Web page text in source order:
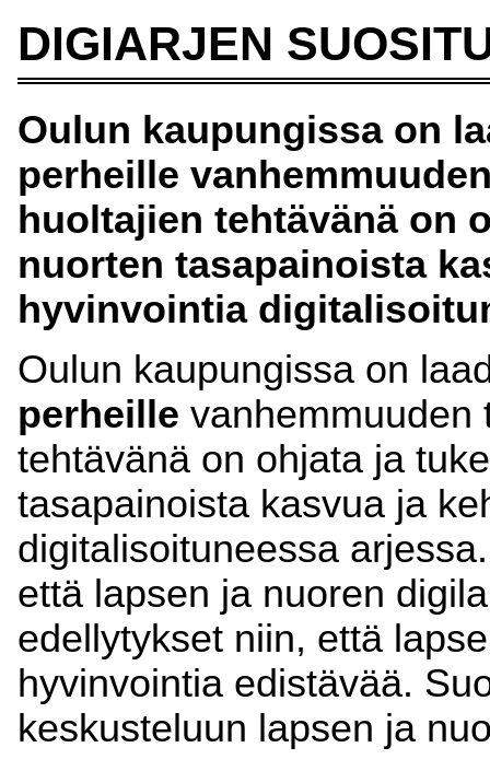
DIGIARJEN
Oulun kaupungissa on
perheille
huoltajien tehtävänä on
nuorten tasapainoista
hyvinvointia
Oulun kaupungissa on
perheille vanhemmuuden
tehtävänä on ohjata ja
tasapainoista kasvua ja
digitalisoituneessa
että lapsen ja nuoren
edellytykset niin, että
hyvinvointia edistävää.
keskusteluun lapsen ja